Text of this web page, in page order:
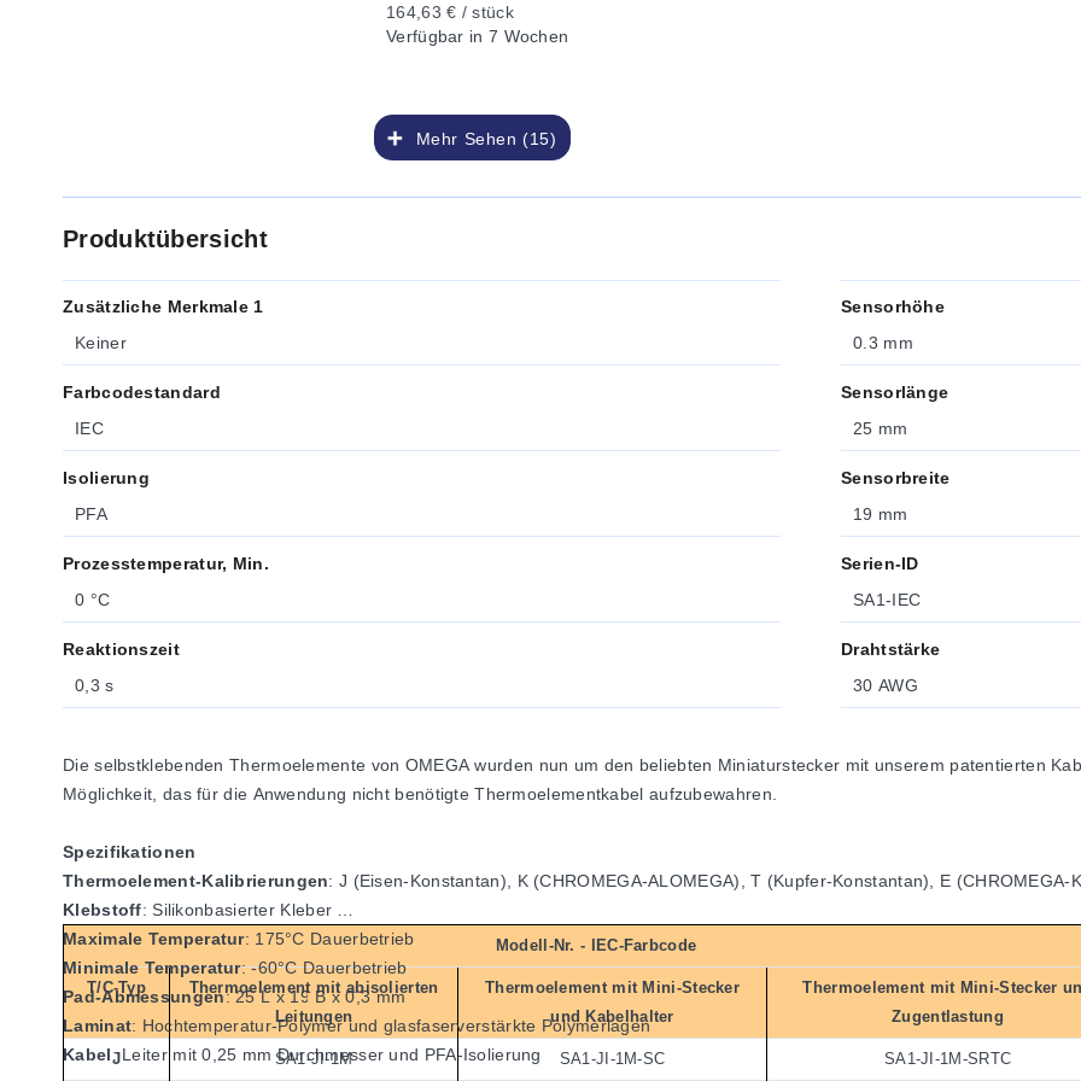
Mehr Sehen (15)
164,63 € / stück
Verfügbar in 7 Wochen
Produktübersicht
Zusätzliche Merkmale 1
Keiner
Farbcodestandard
IEC
Isolierung
PFA
Prozesstemperatur, Min.
0 °C
Reaktionszeit
0,3 s
Sensorhöhe
0.3 mm
Sensorlänge
25 mm
Sensorbreite
19 mm
Serien-ID
SA1-IEC
Drahtstärke
30 AWG
Die selbstklebenden Thermoelemente von OMEGA wurden nun um den beliebten Miniaturstecker mit unserem patentierten
Möglichkeit, das für die Anwendung nicht benötigte Thermoelementkabel aufzubewahren.
Spezifikationen
Thermoelement-Kalibrierungen: J (Eisen-Konstantan), K (CHROMEGA-ALOMEGA), T (Kupfer-Konstantan), E (CHROMEGA-
Klebstoff: Silikonbasierter Kleber
Maximale Temperatur: 175°C Dauerbetrieb
Minimale Temperatur: -60°C Dauerbetrieb
Pad-Abmessungen: 25 L x 19 B x 0,3 mm
Laminat: Hochtemperatur-Polymer und glasfaserverstärkte Polymerlagen
Kabel: Leiter mit 0,25 mm Durchmesser und PFA-Isolierung
Modell-Nr. - IEC-Farbcode
T/C-Typ
Thermoelement mit abisolierten
Leitungen
Thermoelement mit Mini-Stecker
und Kabelhalter
Thermoelement mit Mini-Stecker
Zugentlastung
J SA1-JI-1M SA1-JI-1M-SC SA1-JI-1M-SRTC